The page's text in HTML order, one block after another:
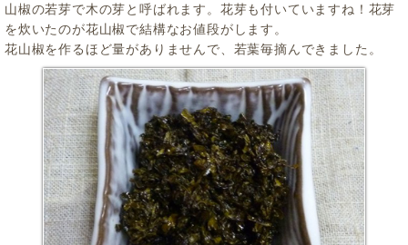
山椒の若芽で木の芽と呼ばれます。花芽も付いていますね！花芽
を炊いたのが花山椒で結構なお値段がします。
花山椒を作るほど量がありませんで、若葉毎摘んできました。